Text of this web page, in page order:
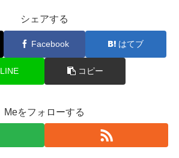
シェアする
Facebook はてブ
LINE コピー
Meをフォローする